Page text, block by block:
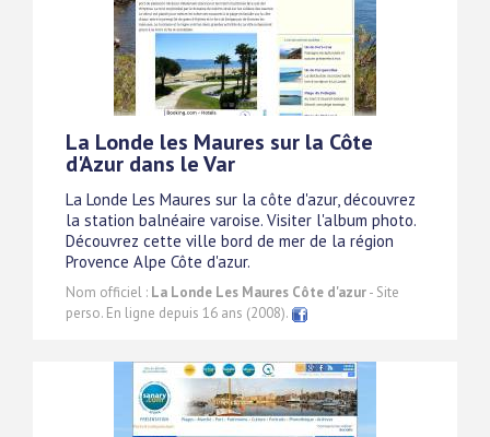
La Londe les Maures sur la Côte
d'Azur dans le Var
La Londe Les Maures sur la côte d'azur, découvrez
la station balnéaire varoise. Visiter l'album photo.
Découvrez cette ville bord de mer de la région
Provence Alpe Côte d'azur.
Nom officiel : La Londe Les Maures Côte d'azur- Site
perso. En ligne depuis 16 ans (2008).